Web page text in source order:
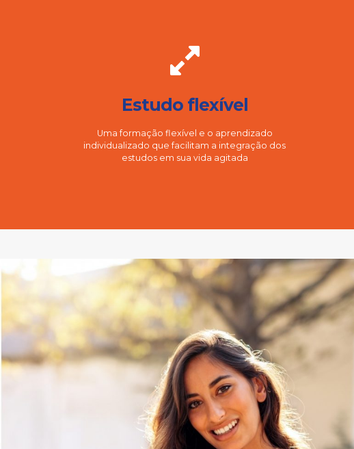
Estudo flexível
Uma formação flexível e o aprendizado
individualizado que facilitam a integração dos
estudos em sua vida agitada